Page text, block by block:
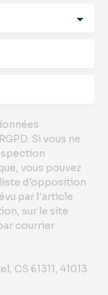
Si vous ne
vous pouvez
d'opposition
par l'article
sur le site
courrier
CS 61311, 41013